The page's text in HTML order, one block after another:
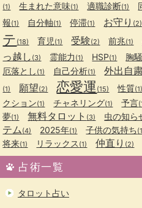
(1) 生まれた意味(1) 適職診断(1)
報(1) 自分軸(1) 停滞(1) お守り (2)
テ (18) 育児 (1) 受験(2) 前兆(1)
っ越し (3) 霊能力 (1) HSP(1) 胸
厄落とし (1) 自己分析(1) 外出自
(1) 願望(2) 恋愛運 (15) 性質(1)
クション(1) チャネリング(1) 予言
夢(1) 無料タロット (3) 虫の知ら
テム(4) 2025年(1) 子供の気持ち
将来(1) リラックス (1) 仲直り (2)
占術一覧
タロット占い